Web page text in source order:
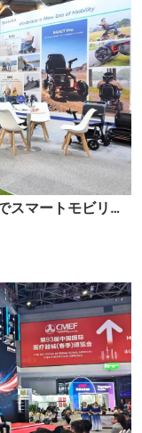
スマートモビリテ